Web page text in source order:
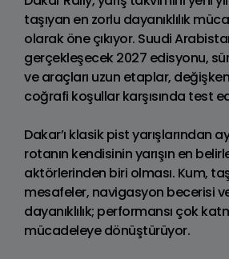
taşıyan en zorlu dayanıklılık
olarak öne çıkıyor. Suudi
gerçekleşecek 2027 edisyonu,
ve araçları uzun etaplar,
coğrafi koşullar karşısında test
Dakar’ı klasik pist yarışlarından
rotanın kendisinin yarışın en
aktörlerinden biri olması. Kum,
mesafeler, navigasyon becerisi
dayanıklılık; performansı çok
mücadeleye dönüştürüyor.